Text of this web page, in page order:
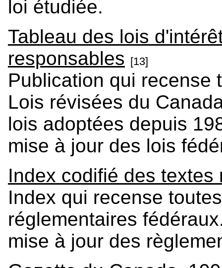
loi étudiée.
Tableau des lois
responsables [13]
Publication qui recense
Lois révisées du
lois adoptées depuis
mise à jour des lois
Index codifié des textes
Index qui recense
réglementaires
mise à jour des